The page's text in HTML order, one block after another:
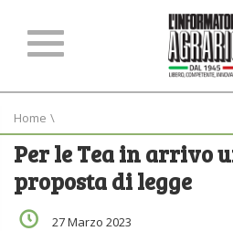
Home \
Per le Tea in arrivo
proposta di legge
27 Marzo 2023